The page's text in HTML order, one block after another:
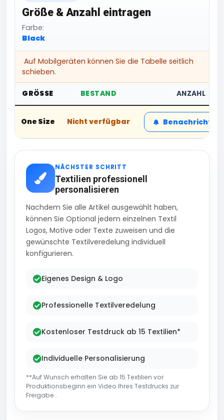
Größe & Anzahl eintragen
Farbe:
Black
Auf Mobilgeräten können Sie die Tabelle seitlich
schieben.
GRÖSSE BESTAND ANZAHL
One Size Nicht verfügbar
NÄCHSTER SCHRITT
Textilien professionell
personalisieren
Nachdem Sie alle Artikel ausgewählt haben,
können Sie Optional jedem einzelnen Textil
Logos, Motive oder Texte zuweisen und die
gewünschte Textilveredelung individuell
konfigurieren.
Eigenes Design & Logo
Professionelle Textilveredelung
Kostenloser Testdruck ab 15 Textilien*
Individuelle Personalisierung
**Auf Wunsch erhalten Sie ab 15 Textilien vor
Produktionsbeginn ein Video Ihres Testdrucks zur
Freigabe..